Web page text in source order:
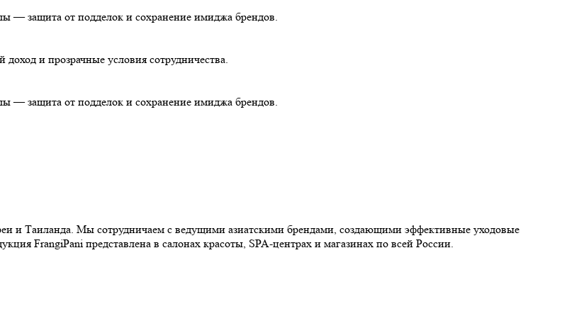
— защита от подделок и сохранение имиджа брендов.
и прозрачные условия сотрудничества.
— защита от подделок и сохранение имиджа брендов.
Таиланда. Мы сотрудничаем с ведущими азиатскими брендами, создающими эффективные уходовые
FrangiPani представлена в салонах красоты, SPA-центрах и магазинах по всей России.